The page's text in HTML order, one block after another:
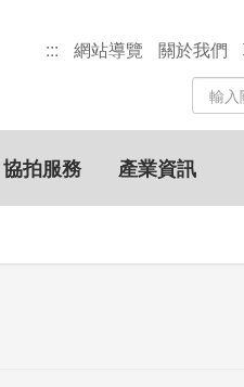
::: 網站導覽 關於我們
站
內
搜
尋
關
鍵
協拍服務 產業資訊